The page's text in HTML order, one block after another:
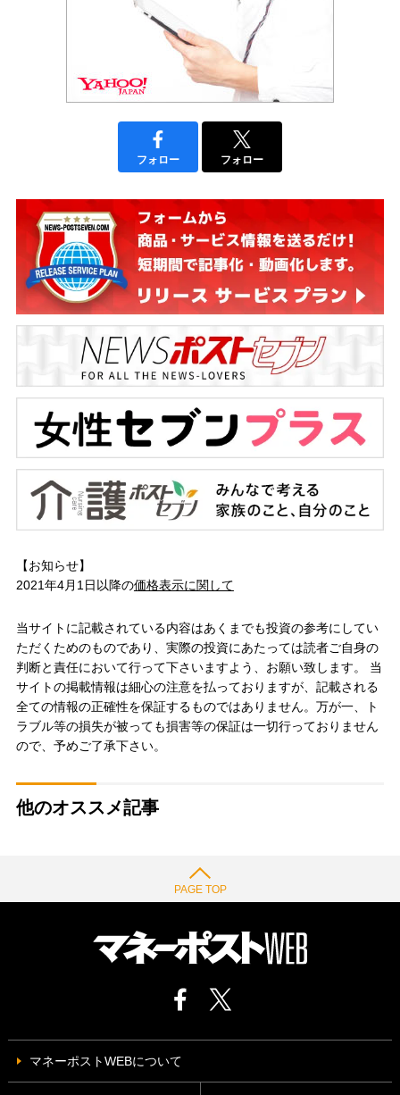
フォロー フォロー
【お知らせ】
2021年4月1日以降の価格表示に関して
当サイトに記載されている内容はあくまでも投資の参考にしてい
ただくためのものであり、実際の投資にあたっては読者ご自身の
判断と責任において行って下さいますよう、お願い致します。 当
サイトの掲載情報は細心の注意を払っておりますが、記載される
全ての情報の正確性を保証するものではありません。万が一、ト
ラブル等の損失が被っても損害等の保証は一切行っておりません
ので、予めご了承下さい。
他のオススメ記事
PAGE TOP
マネーポストWEBについて